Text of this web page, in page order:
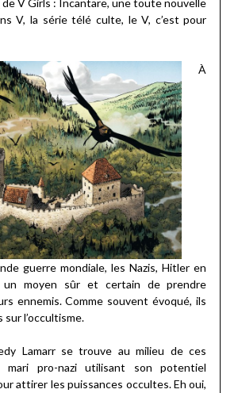
de V Girls : Incantare, une toute nouvelle
V, la série télé culte, le V, c’est pour
À
guerre mondiale, les Nazis, Hitler en
moyen sûr et certain de prendre
ennemis. Comme souvent évoqué, ils
l’occultisme.
Lamarr se trouve au milieu de ces
mari pro-nazi utilisant son potentiel
attirer les puissances occultes. Eh oui,